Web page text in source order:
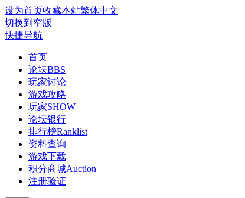
设为首页收藏本站繁体中文
切换到窄版
快捷导航
首页
论坛BBS
玩家讨论
游戏攻略
玩家SHOW
论坛银行
排行榜Ranklist
资料查询
游戏下载
积分商城Auction
注册验证